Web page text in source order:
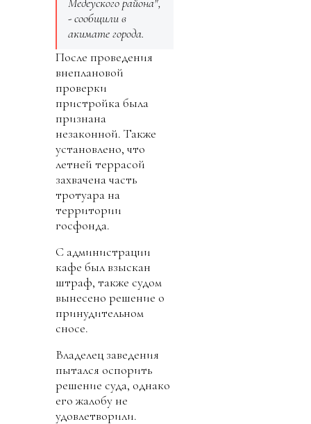
- сообщили в
акимате города.
После проведения
внеплановой
проверки
пристройка была
признана
незаконной. Также
установлено, что
летней террасой
захвачена часть
тротуара на
территории
госфонда.
С администрации
кафе был взыскан
штраф, также судом
вынесено решение о
принудительном
сносе.
Владелец заведения
пытался оспорить
решение суда, однако
его жалобу не
удовлетворили.